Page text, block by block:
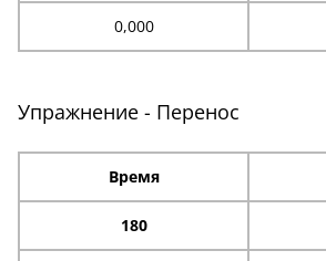
0,000
Упражнение - Перенос
Время
180